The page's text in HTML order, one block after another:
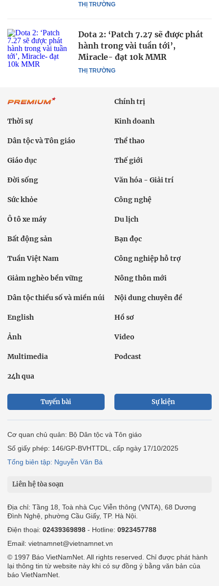
THỊ TRƯỜNG
THỊ TRƯỜNG
Dota 2: ‘Patch 7.27 sẽ được phát
hành trong vài tuần tới’,
Miracle- đạt 10k MMR
Chính trị
Thời sự Kinh doanh
Dân tộc và Tôn giáo Thể thao
Giáo dục Thế giới
Đời sống Văn hóa - Giải trí
Sức khỏe Công nghệ
Ô tô xe máy Du lịch
Bất động sản Bạn đọc
Tuần Việt Nam Công nghiệp hỗ trợ
Giảm nghèo bền vững Nông thôn mới
Dân tộc thiểu số và miền núi Nội dung chuyên đề
English Hồ sơ
Ảnh Video
Multimedia Podcast
24h qua
Tuyến bài Sự kiện
Cơ quan chủ quản: Bộ Dân tộc và Tôn giáo
Số giấy phép: 146/GP-BVHTTDL, cấp ngày 17/10/2025
Tổng biên tập: Nguyễn Văn Bá
Liên hệ tòa soạn
Địa chỉ: Tầng 18, Toà nhà Cục Viễn thông (VNTA), 68 Dương
Đình Nghệ, phường Cầu Giấy, TP. Hà Nội.
Điện thoại: 02439369898 - Hotline: 0923457788
Email: vietnamnet@vietnamnet.vn
© 1997 Báo VietNamNet. All rights reserved. Chỉ được phát hành
lại thông tin từ website này khi có sự đồng ý bằng văn bản của
báo VietNamNet.